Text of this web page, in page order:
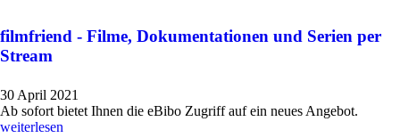
filmfriend - Filme, Dokumentationen und Serien per
Stream
30 April 2021
Ab sofort bietet Ihnen die eBibo Zugriff auf ein neues Angebot.
weiterlesen